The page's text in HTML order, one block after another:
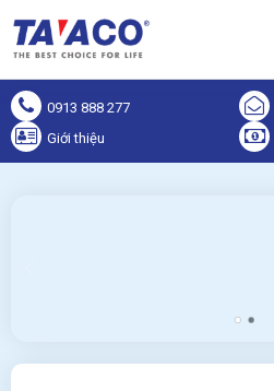
0913 888 277
Giới thiệu